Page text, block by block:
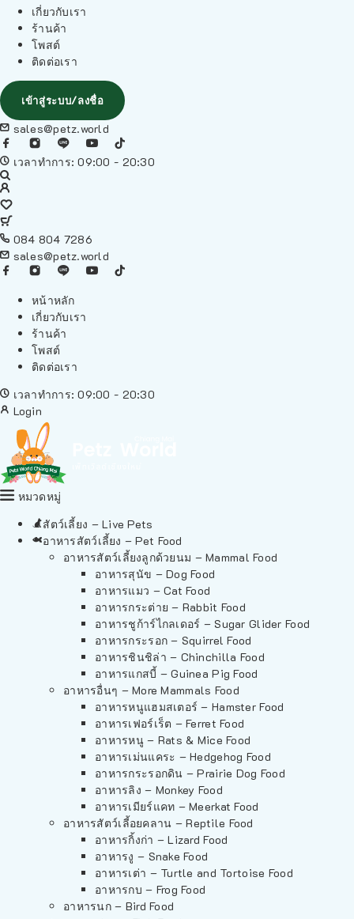
เกี่ยวกับเรา
ร้านค้า
โพสต์
ติดต่อเรา
เข้าสู่ระบบ/ลงชื่อ
sales@petz.world
เวลาทำการ: 09:00 - 20:30
084 804 7286
sales@petz.world
หน้าหลัก
เกี่ยวกับเรา
ร้านค้า
โพสต์
ติดต่อเรา
เวลาทำการ: 09:00 - 20:30
Login
หมวดหมู่
สัตว์เลี้ยง – Live Pets
อาหารสัตว์เลี้ยง – Pet Food
อาหารสัตว์เลี้ยงลูกด้วยนม – Mammal Food
อาหารสุนัข – Dog Food
อาหารแมว – Cat Food
อาหารกระต่าย – Rabbit Food
อาหารชูก้าร์ไกลเดอร์ – Sugar Glider Food
อาหารกระรอก – Squirrel Food
อาหารชินชิล่า – Chinchilla Food
อาหารแกสบี้ – Guinea Pig Food
อาหารอื่นๆ – More Mammals Food
อาหารหนูแฮมสเตอร์ – Hamster Food
อาหารเฟอร์เร็ต – Ferret Food
อาหารหนู – Rats & Mice Food
อาหารเม่นแคระ – Hedgehog Food
อาหารกระรอกดิน – Prairie Dog Food
อาหารลิง – Monkey Food
อาหารเมียร์แคท – Meerkat Food
อาหารสัตว์เลี้อยคลาน – Reptile Food
อาหารกิ้งก่า – Lizard Food
อาหารงู – Snake Food
อาหารเต่า – Turtle and Tortoise Food
อาหารกบ – Frog Food
อาหารนก – Bird Food